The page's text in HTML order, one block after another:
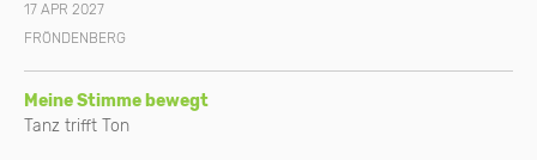
17 APR 2027
FRÖNDENBERG
Meine Stimme bewegt
Tanz trifft Ton